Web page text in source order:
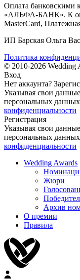
Оплата банковскими
«АЛЬФА-БАНК». К
MasterCard,
ИП Барская Ольга
Политика
© 2010-2026 Wedding
Вход
Нет аккаунта?
Указывая свои
персональных
конфиденциальности
Регистрация
Указывая свои
персональных
конфиденциальности
Wedding Awards
Жюри
Архив
О премии
Правила